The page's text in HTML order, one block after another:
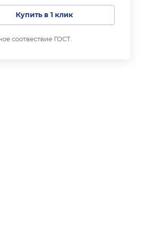
Купить в 1 клик
соотвествие ГОСТ.